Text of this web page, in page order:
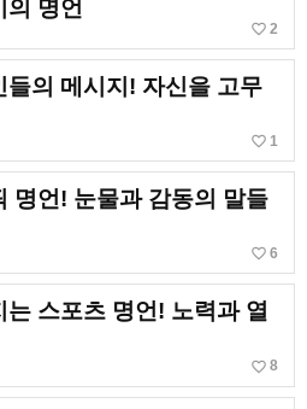
명언
favorite_border 2
들의 메시지! 자신을 고무
favorite_border 1
명언! 눈물과 감동의 말들
favorite_border 6
스포츠 명언! 노력과 열
favorite_border 8